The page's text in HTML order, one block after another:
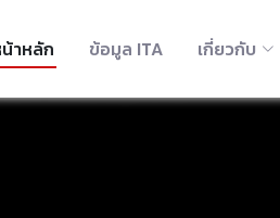
าหลัก ข้อมูล ITA เกี่ยวกับ